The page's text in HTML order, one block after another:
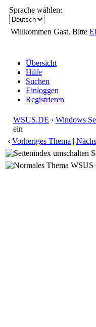
Sprache wählen:
Willkommen Gast. Bitte
Übersicht
Hilfe
Suchen
Einloggen
Registrieren
WSUS.DE › Windows
ein
‹ Vorheriges Thema |
WSUS